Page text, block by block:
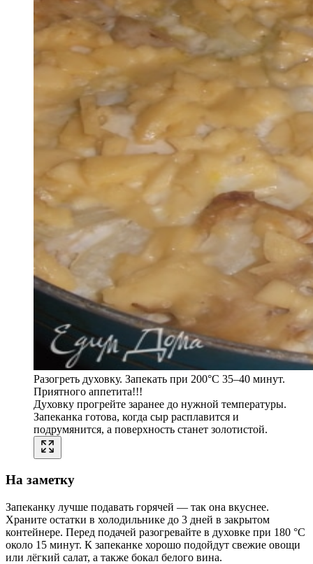
Разогреть духовку. Запекать при 200°C 35–40 минут.
Приятного аппетита!!!
Духовку прогрейте заранее до нужной температуры.
Запеканка готова, когда сыр расплавится и
подрумянится, а поверхность станет золотистой.
На заметку
Запеканку лучше подавать горячей — так она вкуснее.
Храните остатки в холодильнике до 3 дней в закрытом
контейнере. Перед подачей разогревайте в духовке при 180 °C
около 15 минут. К запеканке хорошо подойдут свежие овощи
или лёгкий салат, а также бокал белого вина.